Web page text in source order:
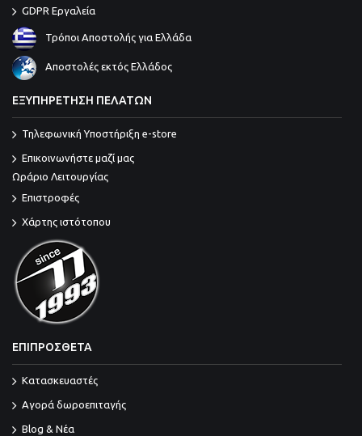
GDPR Εργαλεία
Τρόποι Αποστολής για Ελλάδα
Αποστολές εκτός Ελλάδος
ΕΞΥΠΗΡΕΤΗΣΗ ΠΕΛΑΤΩΝ
Τηλεφωνική Υποστήριξη e-store
Επικοινωνήστε μαζί μας
Ωράριο Λειτουργίας
Επιστροφές
Χάρτης ιστότοπου
ΕΠΙΠΡΟΣΘΕΤΑ
Κατασκευαστές
Αγορά δωροεπιταγής
Blog & Νέα